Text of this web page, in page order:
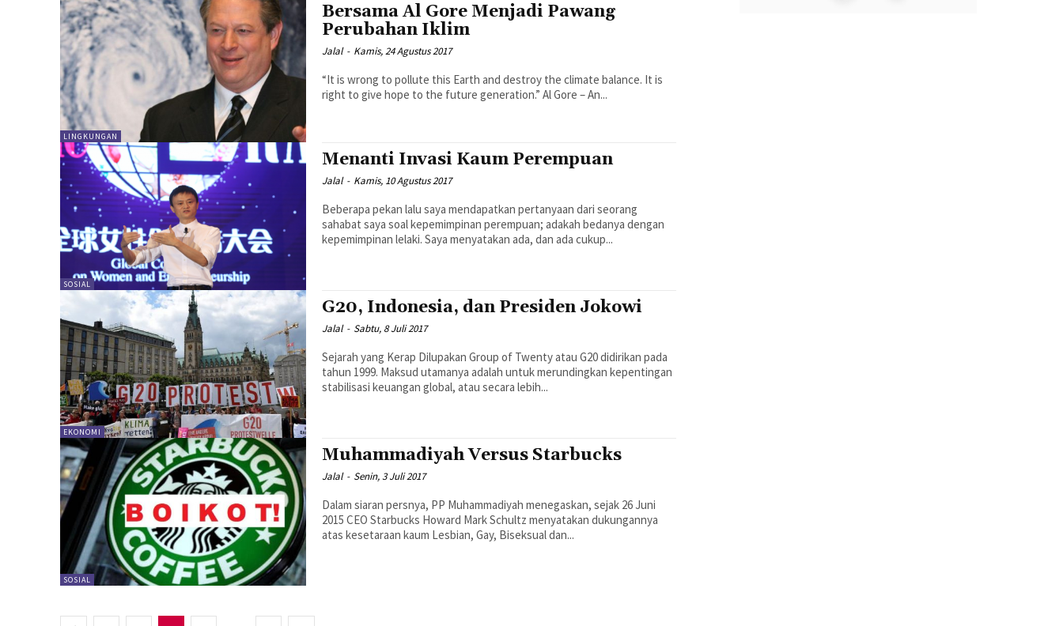
LINGKUNGAN
Bersama Al Gore Menjadi Pawang
Perubahan Iklim
Jalal - Kamis, 24 Agustus 2017
“It is wrong to pollute this Earth and destroy the climate balance. It is
right to give hope to the future generation.” Al Gore – An...
SOSIAL
Menanti Invasi Kaum Perempuan
Jalal - Kamis, 10 Agustus 2017
Beberapa pekan lalu saya mendapatkan pertanyaan dari seorang
sahabat saya soal kepemimpinan perempuan; adakah bedanya dengan
kepemimpinan lelaki. Saya menyatakan ada, dan ada cukup...
EKONOMI
G20, Indonesia, dan Presiden Jokowi
Jalal - Sabtu, 8 Juli 2017
Sejarah yang Kerap Dilupakan Group of Twenty atau G20 didirikan pada
tahun 1999. Maksud utamanya adalah untuk merundingkan kepentingan
stabilisasi keuangan global, atau secara lebih...
SOSIAL
Muhammadiyah Versus Starbucks
Jalal - Senin, 3 Juli 2017
Dalam siaran persnya, PP Muhammadiyah menegaskan, sejak 26 Juni
2015 CEO Starbucks Howard Mark Schultz menyatakan dukungannya
atas kesetaraan kaum Lesbian, Gay, Biseksual dan...